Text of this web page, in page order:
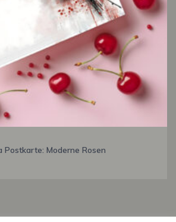
Postkarte: Moderne Rosen